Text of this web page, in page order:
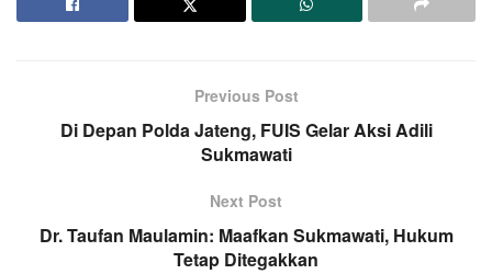
Previous Post
Di Depan Polda Jateng, FUIS Gelar Aksi Adili
Sukmawati
Next Post
Dr. Taufan Maulamin: Maafkan Sukmawati, Hukum
Tetap Ditegakkan